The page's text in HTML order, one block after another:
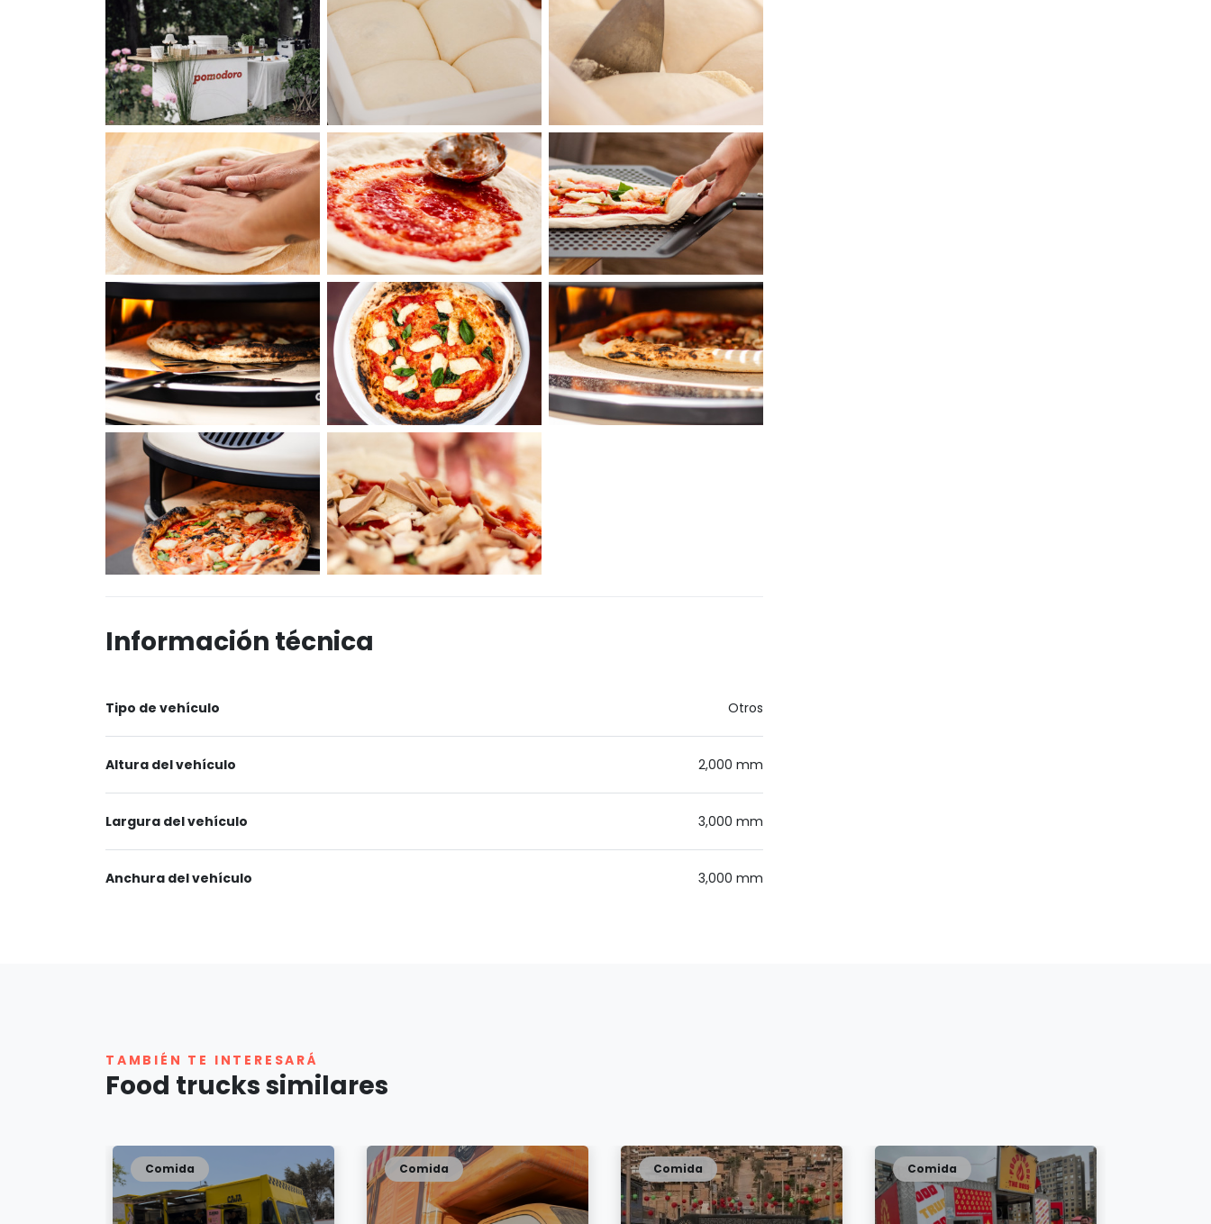
Información técnica
Tipo de vehículo Otros
Altura del vehículo 2,000 mm
Largura del vehículo 3,000 mm
Anchura del vehículo 3,000 mm
TAMBIÉN TE INTERESARÁ
Food trucks similares
Comida Comida Comida Comida